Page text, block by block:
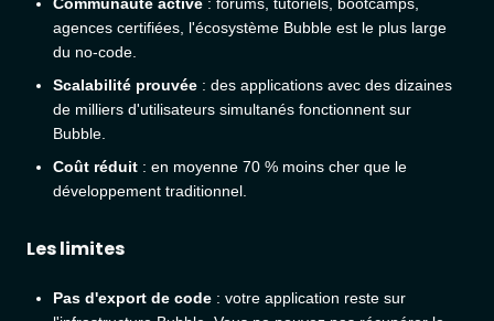
agences certifiées, l'écosystème Bubble est le plus large
du no-code.
Scalabilité prouvée : des applications avec des dizaines
de milliers d'utilisateurs simultanés fonctionnent sur
Bubble.
Coût réduit : en moyenne 70 % moins cher que le
développement traditionnel.
Les limites
Pas d'export de code : votre application reste sur